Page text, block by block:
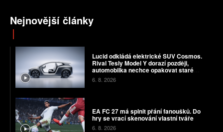
Nejnovější články
Lucid odkládá elektrické SUV Cosmos.
Rival Tesly Model Y dorazí později,
automobilka nechce opakovat staré
chyby
6. 8. 2026
EA FC 27 má splnit přání fanoušků. Do
hry se vrací skenování vlastní tváře
6. 8. 2026